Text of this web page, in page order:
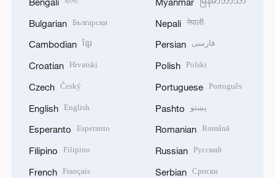
Bulgarian Български
Cambodian ខ្មែរ
Croatian Hrvatski
Czech Český
English English
Esperanto Esperanto
Filipino Filipino
French Français
Nepali नेपाली
Persian فارسی
Polish Polski
Portuguese Português
Pashto پښتو
Romanian Română
Russian Русский
Serbian Српски